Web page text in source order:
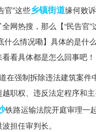
官”这些乡镇街道缘何败
网热搜，那么【“民告官
什么情况嘞】具体的是什
看具体都是怎么回事吧！
在强制拆除违法建筑案件
职权、违反法定程序和
铁路运输法院开庭审理一
担任审判长。